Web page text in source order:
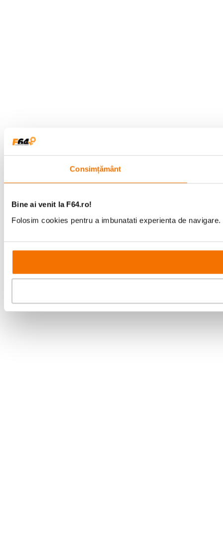
Consimțământ
Bine ai venit la F64.ro!
Folosim cookies pentru a imbunatati experienta de